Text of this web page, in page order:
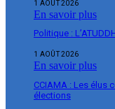
1 AOÛT 2026
En savoir plus
Politique :
1 AOÛT 2026
En savoir plus
CCIAMA : Les élus
élections